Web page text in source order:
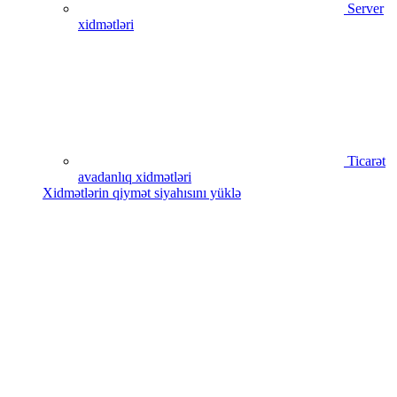
Server
xidmətləri
Ticarət
avadanlıq xidmətləri
Xidmətlərin qiymət siyahısını yüklə